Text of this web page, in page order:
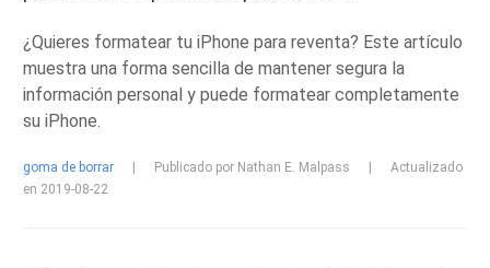
¿Quieres formatear tu iPhone para reventa? Este artículo
muestra una forma sencilla de mantener segura la
información personal y puede formatear completamente
su iPhone.
goma de borrar Publicado por Nathan E. Malpass
Actualizado
en 2019-08-22